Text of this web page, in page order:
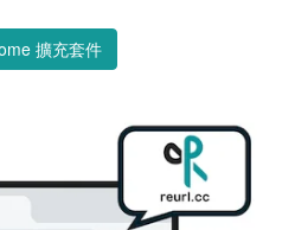
擴充套件